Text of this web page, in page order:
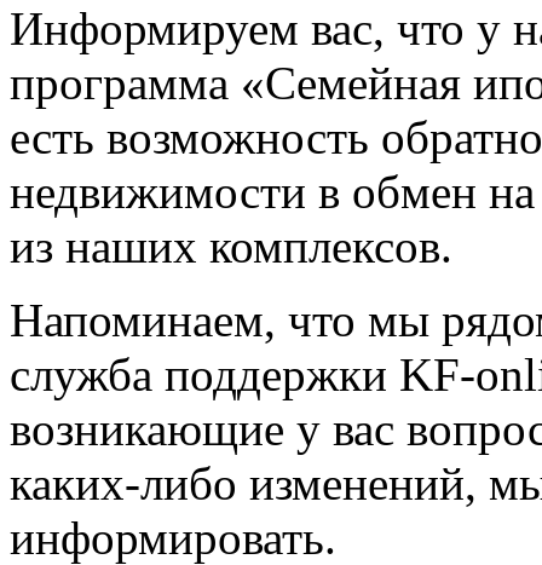
Информируем вас, что у
программа «Семейная
есть возможность
недвижимости в обмен
из наших комплексов.
Напоминаем, что мы
служба поддержки KF-
возникающие у вас
каких-либо изменений,
информировать.